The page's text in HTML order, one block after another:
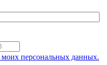
моих персональных данных.